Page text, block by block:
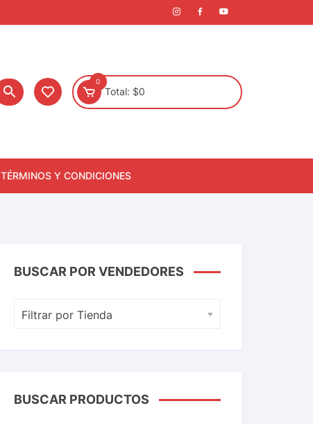
0
Total: $0
TÉRMINOS Y CONDICIONES
BUSCAR POR VENDEDORES
Filtrar por Tienda
BUSCAR PRODUCTOS